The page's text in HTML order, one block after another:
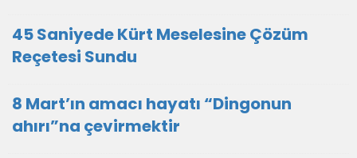
45 Saniyede Kürt Meselesine Çözüm
Reçetesi Sundu
8 Mart’ın amacı hayatı “Dingonun
ahırı”na çevirmektir